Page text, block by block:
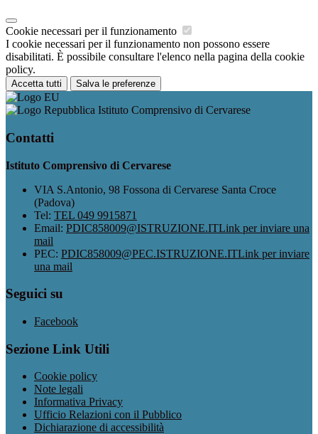
Cookie necessari per il funzionamento
I cookie necessari per il funzionamento non possono essere
disabilitati. È possibile consultare l'elenco nella pagina della cookie
policy.
Accetta tutti Salva le preferenze
Istituto Comprensivo di Cervarese
Contatti
Istituto Comprensivo di Cervarese
VIA S.Antonio, 98 Fossona di Cervarese Santa Croce
(Padova)
Tel: TEL 049 9915871
Email: PDIC858009@ISTRUZIONE.ITLink per inviare una
mail
PEC: PDIC858009@PEC.ISTRUZIONE.ITLink per inviare
una mail
Seguici su
Facebook
Sezione Link Utili
Cookie policy
Note legali
Informativa Privacy
Ufficio Relazioni con il Pubblico
Dichiarazione di accessibilità